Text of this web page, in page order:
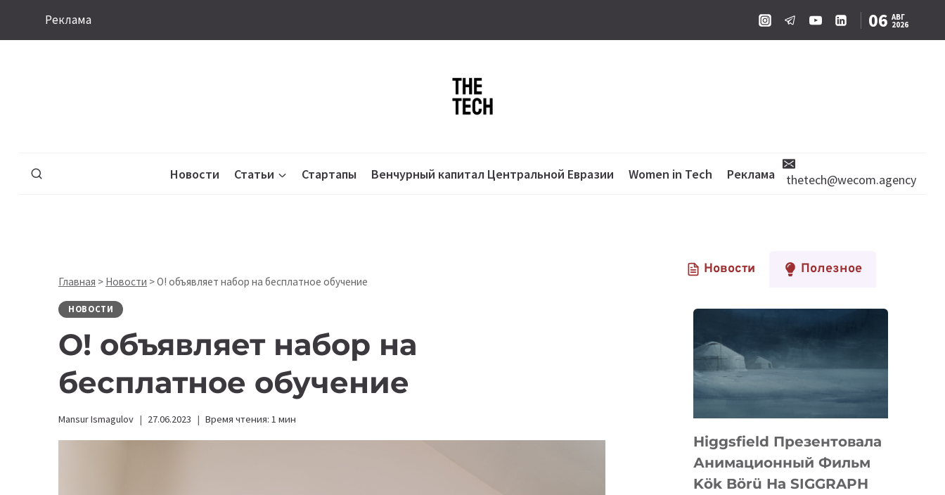
Реклама 06 АВГ
2026
Новости Статьи Стартапы Венчурный капитал Центральной Евразии Women in Tech Реклама thetech@wecom.agency
Главная > Новости >О! объявляет набор на бесплатное обучение
НОВОСТИ
О! объявляет набор на
бесплатное обучение
Mansur Ismagulov 27.06.2023 Время чтения: 1 мин
Новости Полезное
Higgsfield Презентовала
Анимационный Фильм
Kök Börü На SIGGRAPH